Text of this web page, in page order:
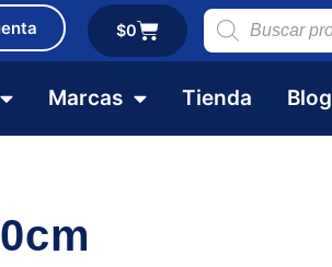
$0
Marcas Tienda Blog